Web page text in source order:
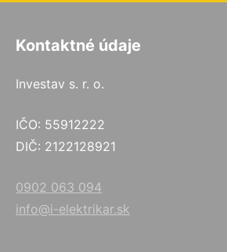
Kontaktné údaje
Investav s. r. o.
IČO: 55912222
DIČ: 2122128921
0902 063 094
info@i-elektrikar.sk